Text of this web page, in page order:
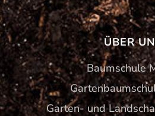
ÜBER
Baumschule
Garten- und